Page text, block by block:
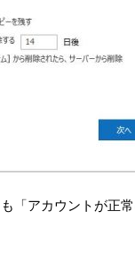
「アカウントが正